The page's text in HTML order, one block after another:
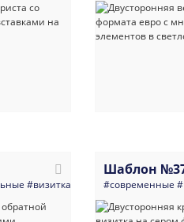
#зеленый#мессенджер#логотип
#визитка #многоцелевые
Шаблон
#современные